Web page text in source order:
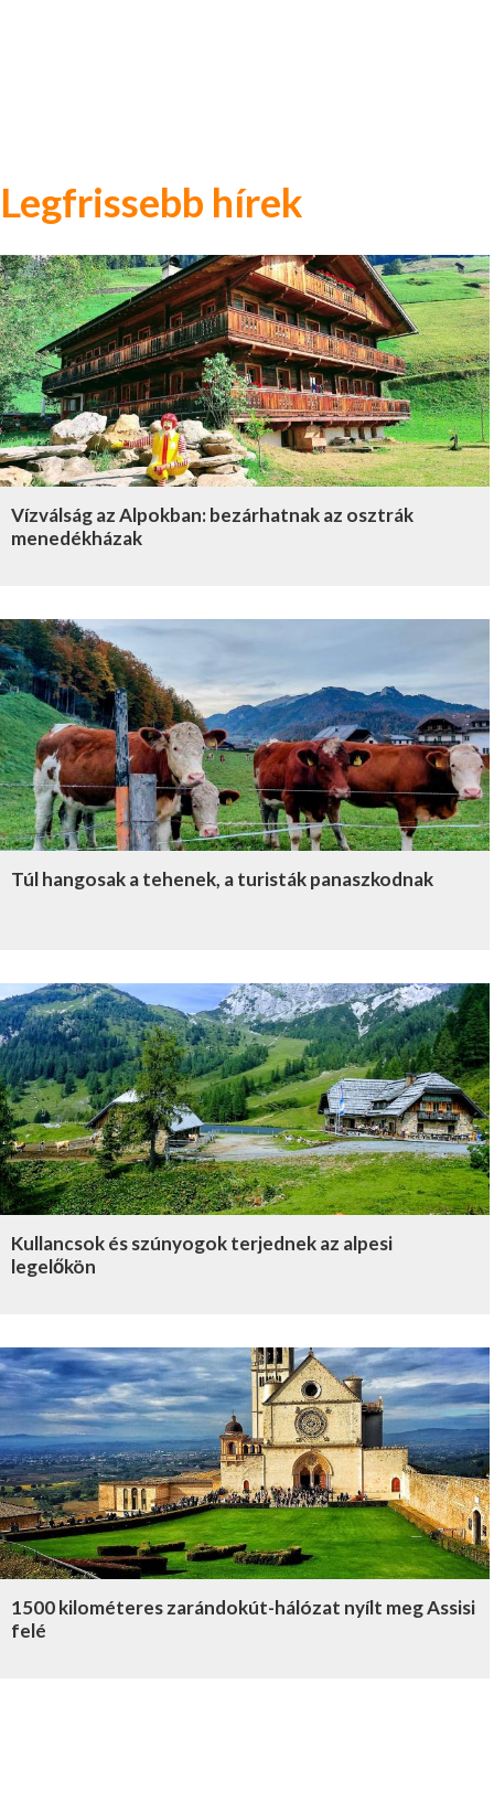
Legfrissebb hírek
Vízválság az Alpokban: bezárhatnak az osztrák
menedékházak
Túl hangosak a tehenek, a turisták panaszkodnak
Kullancsok és szúnyogok terjednek az alpesi
legelőkön
1500 kilométeres zarándokút-hálózat nyílt meg Assisi
felé